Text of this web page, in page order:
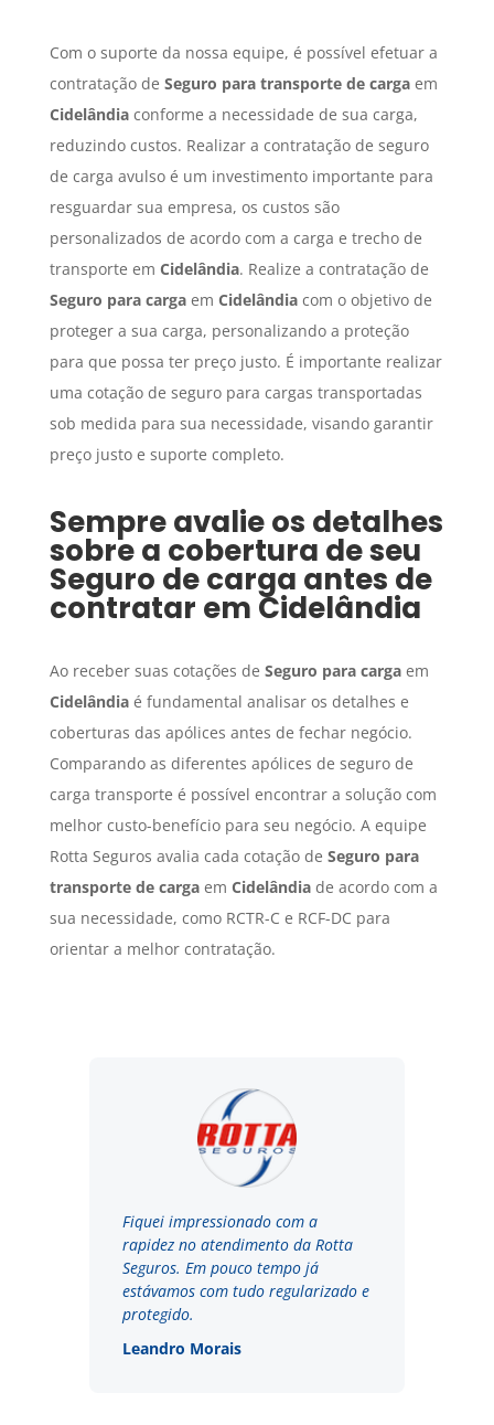
Com o suporte da nossa equipe, é possível efetuar a
contratação de Seguro para transporte de cargaem
Cidelândiaconforme a necessidade de sua carga,
reduzindo custos. Realizar a contratação de seguro
de carga avulso é um investimento importante para
resguardar sua empresa, os custos são
personalizados de acordo com a carga e trecho de
transporte em Cidelândia. Realize a contratação de
Seguro para cargaem Cidelândiacom o objetivo de
proteger a sua carga, personalizando a proteção
para que possa ter preço justo. É importante realizar
uma cotação de seguro para cargas transportadas
sob medida para sua necessidade, visando garantir
preço justo e suporte completo.
Sempre avalie os detalhes
sobre a cobertura de seu
Seguro de carga antes de
contratar em Cidelândia
Ao receber suas cotações de Seguro para cargaem
Cidelândiaé fundamental analisar os detalhes e
coberturas das apólices antes de fechar negócio.
Comparando as diferentes apólices de seguro de
carga transporte é possível encontrar a solução com
melhor custo-benefício para seu negócio. A equipe
Rotta Seguros avalia cada cotação de Seguro para
transporte de cargaem Cidelândiade acordo com a
sua necessidade, como RCTR-C e RCF-DC para
orientar a melhor contratação.
Fiquei impressionado com a
rapidez no atendimento da Rotta
Seguros. Em pouco tempo já
estávamos com tudo regularizado e
protegido.
Leandro Morais